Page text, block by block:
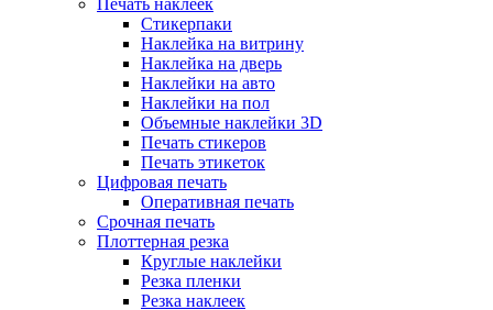
Печать наклеек
Стикерпаки
Наклейка на витрину
Наклейка на дверь
Наклейки на авто
Наклейки на пол
Объемные наклейки 3D
Печать стикеров
Печать этикеток
Цифровая печать
Оперативная печать
Срочная печать
Плоттерная резка
Круглые наклейки
Резка пленки
Резка наклеек